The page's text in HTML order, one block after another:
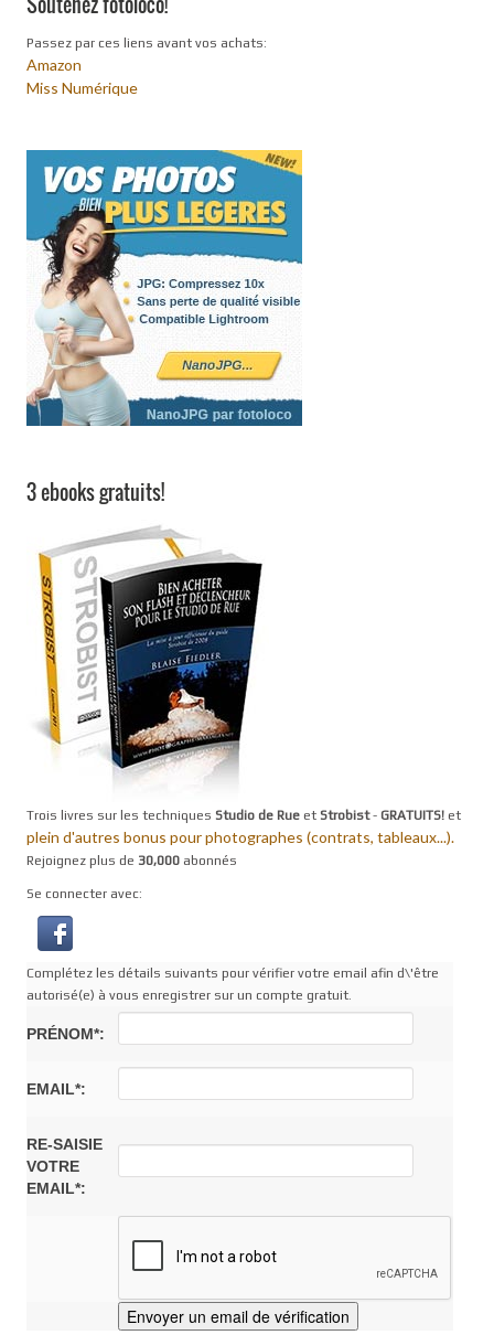
Passez par ces liens avant vos achats:
Amazon
Miss Numérique
3 ebooks gratuits!
Trois livres sur les techniques Studio de Rue et Strobist- GRATUITS! et
plein d'autres bonus pour photographes (contrats, tableaux...).
Rejoignez plus de 30,000 abonnés
Se connecter avec:
Complétez les détails suivants pour vérifier votre email afin d\'être
autorisé(e) à vous enregistrer sur un compte gratuit.
PRÉNOM*:
EMAIL*:
RE-SAISIE
VOTRE
EMAIL*: